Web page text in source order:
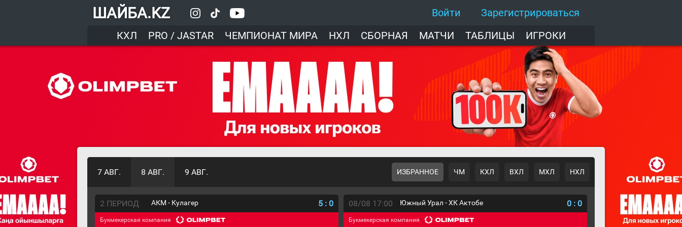
ШАЙБА.KZ Войти
Зарегистрироваться
КХЛ
PRO / JASTAR ЧЕМПИОНАТ МИРА НХЛ СБОРНАЯ МАТЧИ ТАБЛИЦЫ ИГРОКИ
7 АВГ. 8 АВГ. 9 АВГ. ИЗБРАННОЕ ЧМ КХЛ ВХЛ МХЛ НХЛ
2 ПЕРИОД АКМ - Кулагер 5 : 0
Букмекерская компания
08/08 17:00 Южный Урал - ХК Актобе 0 : 0
Букмекерская компания